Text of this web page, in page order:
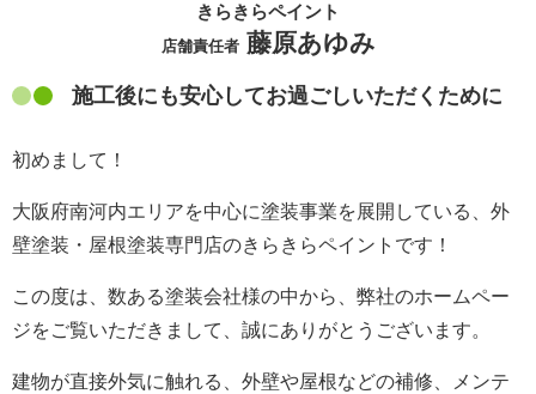
きらきらペイント
店舗責任者藤原あゆみ
施工後にも安心してお過ごしいただくために
初めまして！
大阪府南河内エリアを中心に塗装事業を展開している、外
壁塗装・屋根塗装専門店のきらきらペイントです！
この度は、数ある塗装会社様の中から、弊社のホームペー
ジをご覧いただきまして、誠にありがとうございます。
建物が直接外気に触れる、外壁や屋根などの補修、メンテ